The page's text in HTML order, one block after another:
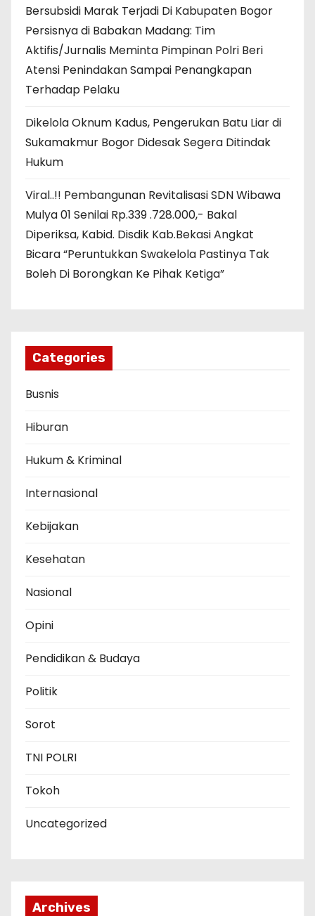
Bersubsidi Marak Terjadi Di Kabupaten Bogor
Persisnya di Babakan Madang: Tim
Aktifis/Jurnalis Meminta Pimpinan Polri Beri
Atensi Penindakan Sampai Penangkapan
Terhadap Pelaku
Dikelola Oknum Kadus, Pengerukan Batu Liar di
Sukamakmur Bogor Didesak Segera Ditindak
Hukum
Viral..!! Pembangunan Revitalisasi SDN Wibawa
Mulya 01 Senilai Rp.339 .728.000,- Bakal
Diperiksa, Kabid. Disdik Kab.Bekasi Angkat
Bicara “Peruntukkan Swakelola Pastinya Tak
Boleh Di Borongkan Ke Pihak Ketiga”
Categories
Busnis
Hiburan
Hukum & Kriminal
Internasional
Kebijakan
Kesehatan
Nasional
Opini
Pendidikan & Budaya
Politik
Sorot
TNI POLRI
Tokoh
Uncategorized
Archives